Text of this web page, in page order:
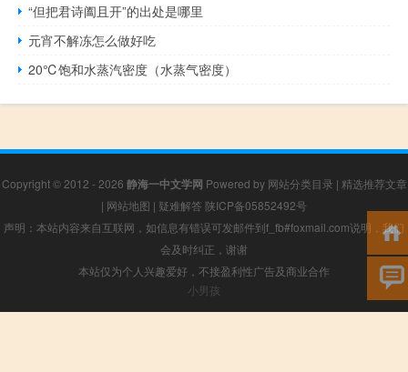
“但把君诗阖且开”的出处是哪里
元宵不解冻怎么做好吃
20℃饱和水蒸汽密度（水蒸气密度）
Copyright © 2012 - 2026 静海一中文学网 Powered by 网站分类目录 | 精选推荐文章
| 网站地图 | 疑难解答 陕ICP备05852492号
声明：本站内容来自互联网，如信息有错误可发邮件到f_fb#foxmail.com说明，我们
会及时纠正，谢谢
本站仅为个人兴趣爱好，不接盈利性广告及商业合作
小男孩